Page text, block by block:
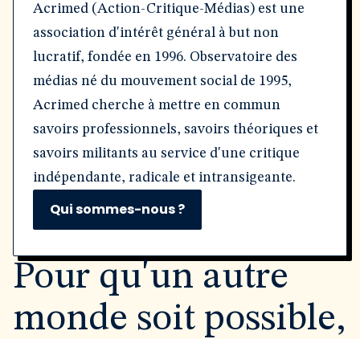
Acrimed (Action-Critique-Médias) est une
association d'intérêt général à but non
lucratif, fondée en 1996. Observatoire des
médias né du mouvement social de 1995,
Acrimed cherche à mettre en commun
savoirs professionnels, savoirs théoriques et
savoirs militants au service d'une critique
indépendante, radicale et intransigeante.
Qui sommes-nous ?
Pour qu'un autre
monde soit possible,